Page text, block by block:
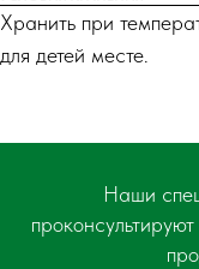
Хранить при
для детей месте.
Наши